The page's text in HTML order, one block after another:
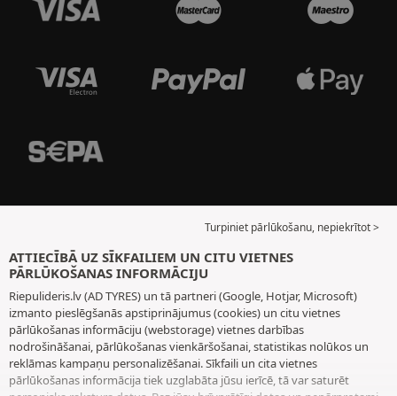
Turpiniet pārlūkošanu, nepiekrītot >
ATTIECĪBĀ UZ SĪKFAILIEM UN CITU VIETNES
PĀRLŪKOŠANAS INFORMĀCIJU
Riepulideris.lv (AD TYRES) un tā partneri (Google, Hotjar, Microsoft)
izmanto pieslēgšanās apstiprinājumus (cookies) un citu vietnes
pārlūkošanas informāciju (webstorage) vietnes darbības
nodrošināšanai, pārlūkošanas vienkāršošanai, statistikas nolūkos un
reklāmas kampaņu personalizēšanai. Sīkfaili un cita vietnes
pārlūkošanas informācija tiek uzglabāta jūsu ierīcē, tā var saturēt